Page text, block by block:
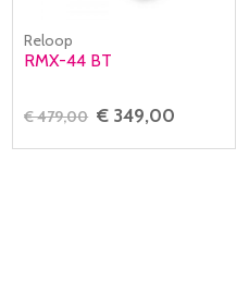
Reloop
RMX-44 BT
€ 479,00 € 349,00